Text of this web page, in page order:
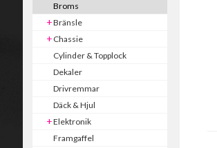
Broms
Bränsle
Chassie
Cylinder & Topplock
Dekaler
Drivremmar
Däck & Hjul
Elektronik
Framgaffel